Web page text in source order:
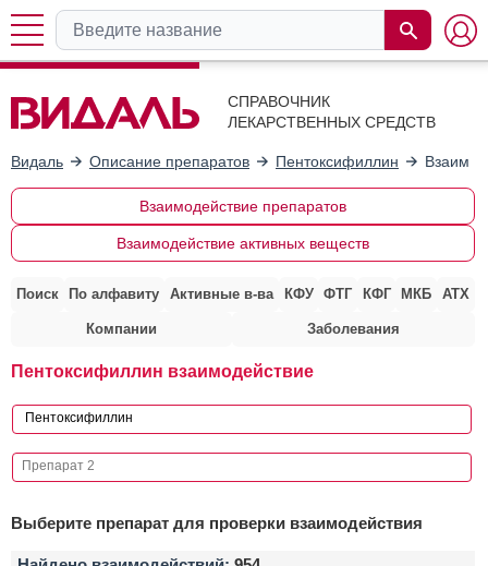
СПРАВОЧНИК
ЛЕКАРСТВЕННЫХ СРЕДСТВ
Видаль Описание препаратов Пентоксифиллин
Взаимодействие препаратов
Взаимодействие активных веществ
Поиск По алфавиту Активные в-ва КФУ ФТГ КФГ МКБ АТХ
Компании Заболевания
Пентоксифиллин взаимодействие
Выберите препарат для проверки взаимодействия